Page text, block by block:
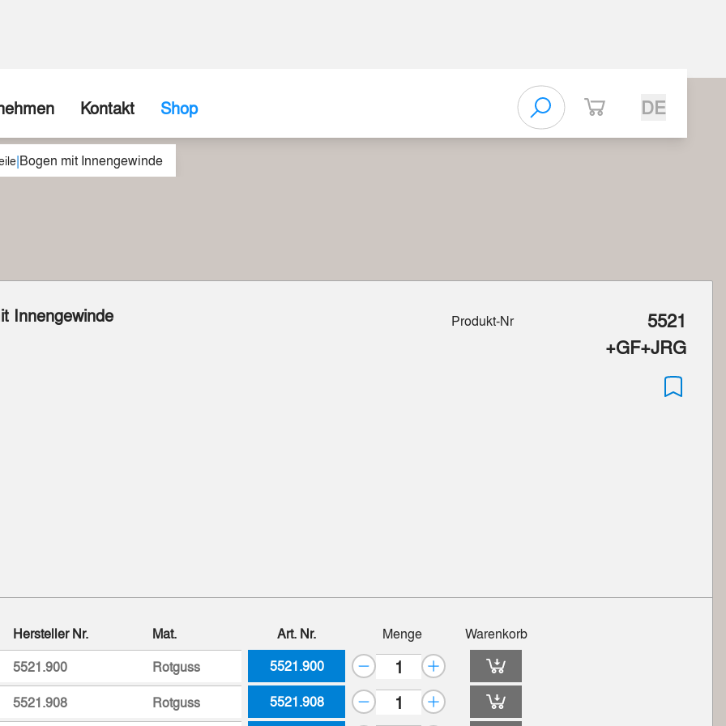
Beispiele aus unserer Werkstatt
Kontakt
Firma / Abholshop
Shop DE
|Bogen mit Innengewinde
Innengewinde Produkt-Nr
5521
+GF+JRG
Hersteller Nr. Mat. Art. Nr. Menge
Warenkorb
5521.900 Rotguss
5521.900
5521.908 Rotguss 5521.908